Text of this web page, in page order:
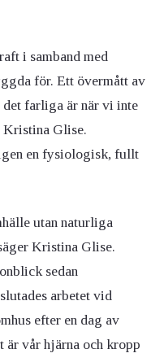
i samband med
för. Ett övermått av
det farliga är när vi inte
Kristina Glise.
en fysiologisk, fullt
utan naturliga
Kristina Glise.
sedan
arbetet vid
efter en dag av
vår hjärna och kropp